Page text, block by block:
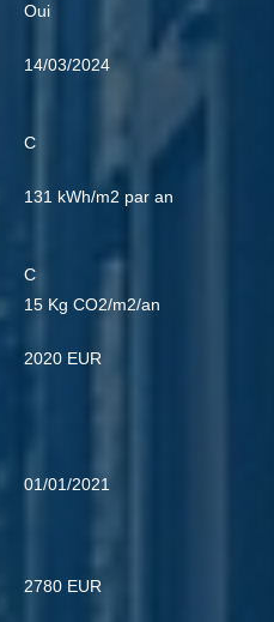
Oui
14/03/2024
C
131 kWh/m2 par an
C
15 Kg CO2/m2/an
2020 EUR
01/01/2021
2780 EUR